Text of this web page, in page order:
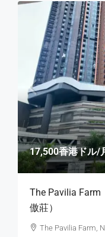
17,500香港ドル/
The Pavilia Farm
傲莊）
The Pavilia Farm,